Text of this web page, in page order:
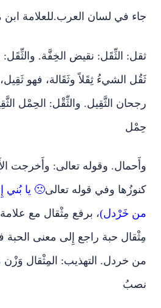
جاء في لسان العرب.للعلامة ابن
ثقل: الثِّقَل: نقيض الخِفَّة.
ثَقُل الشيءُ ثِقَلاً وثَقَالة، فهو
رجحان الثَّقِيل. والثِّقْل: الحِمْل
حِمْل
وأَحمال. وقوله تعالى: وأَخرجت
كنوزُها وفي قوله تعالى🙁 يا بُني
من خَرْدل)، برفع مِثْقال مع
مِثْقال حبة راجع إِلى معنى الحبة
من خردل. التهذيب: المِثْقال وَزْن
نصبُ